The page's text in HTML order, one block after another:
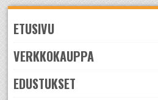
to
navigation
to
content
ETUSIVU
VERKKOKAUPPA
EDUSTUKSET